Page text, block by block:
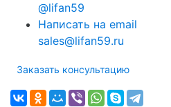
@lifan59
Написать на email
sales@lifan59.ru
Заказать консультацию